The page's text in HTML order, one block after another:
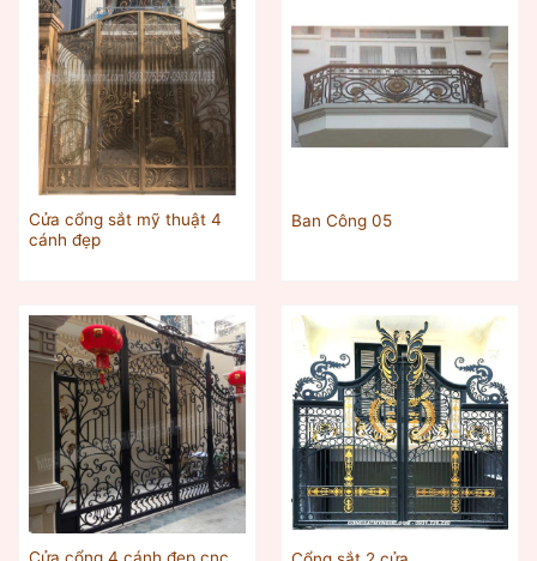
Cửa cổng sắt mỹ thuật 4
cánh đẹp
Ban Công 05